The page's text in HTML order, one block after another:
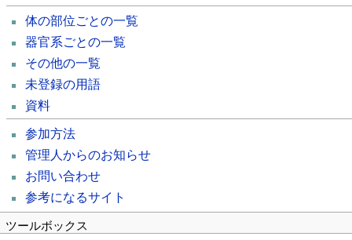
体の部位ごとの一覧
器官系ごとの一覧
その他の一覧
未登録の用語
資料
参加方法
管理人からのお知らせ
お問い合わせ
参考になるサイト
ツールボックス